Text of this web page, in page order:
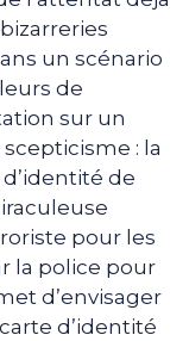
un scénario
de
sur un
: la
de
pour les
la police pour
d’envisager
d’identité